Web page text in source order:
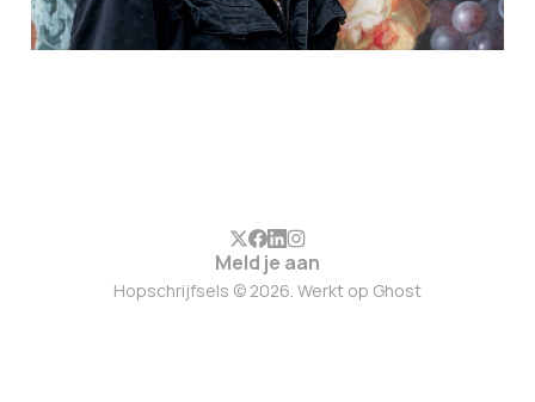
Meld je aan
Hopschrijfsels © 2026. Werkt op Ghost